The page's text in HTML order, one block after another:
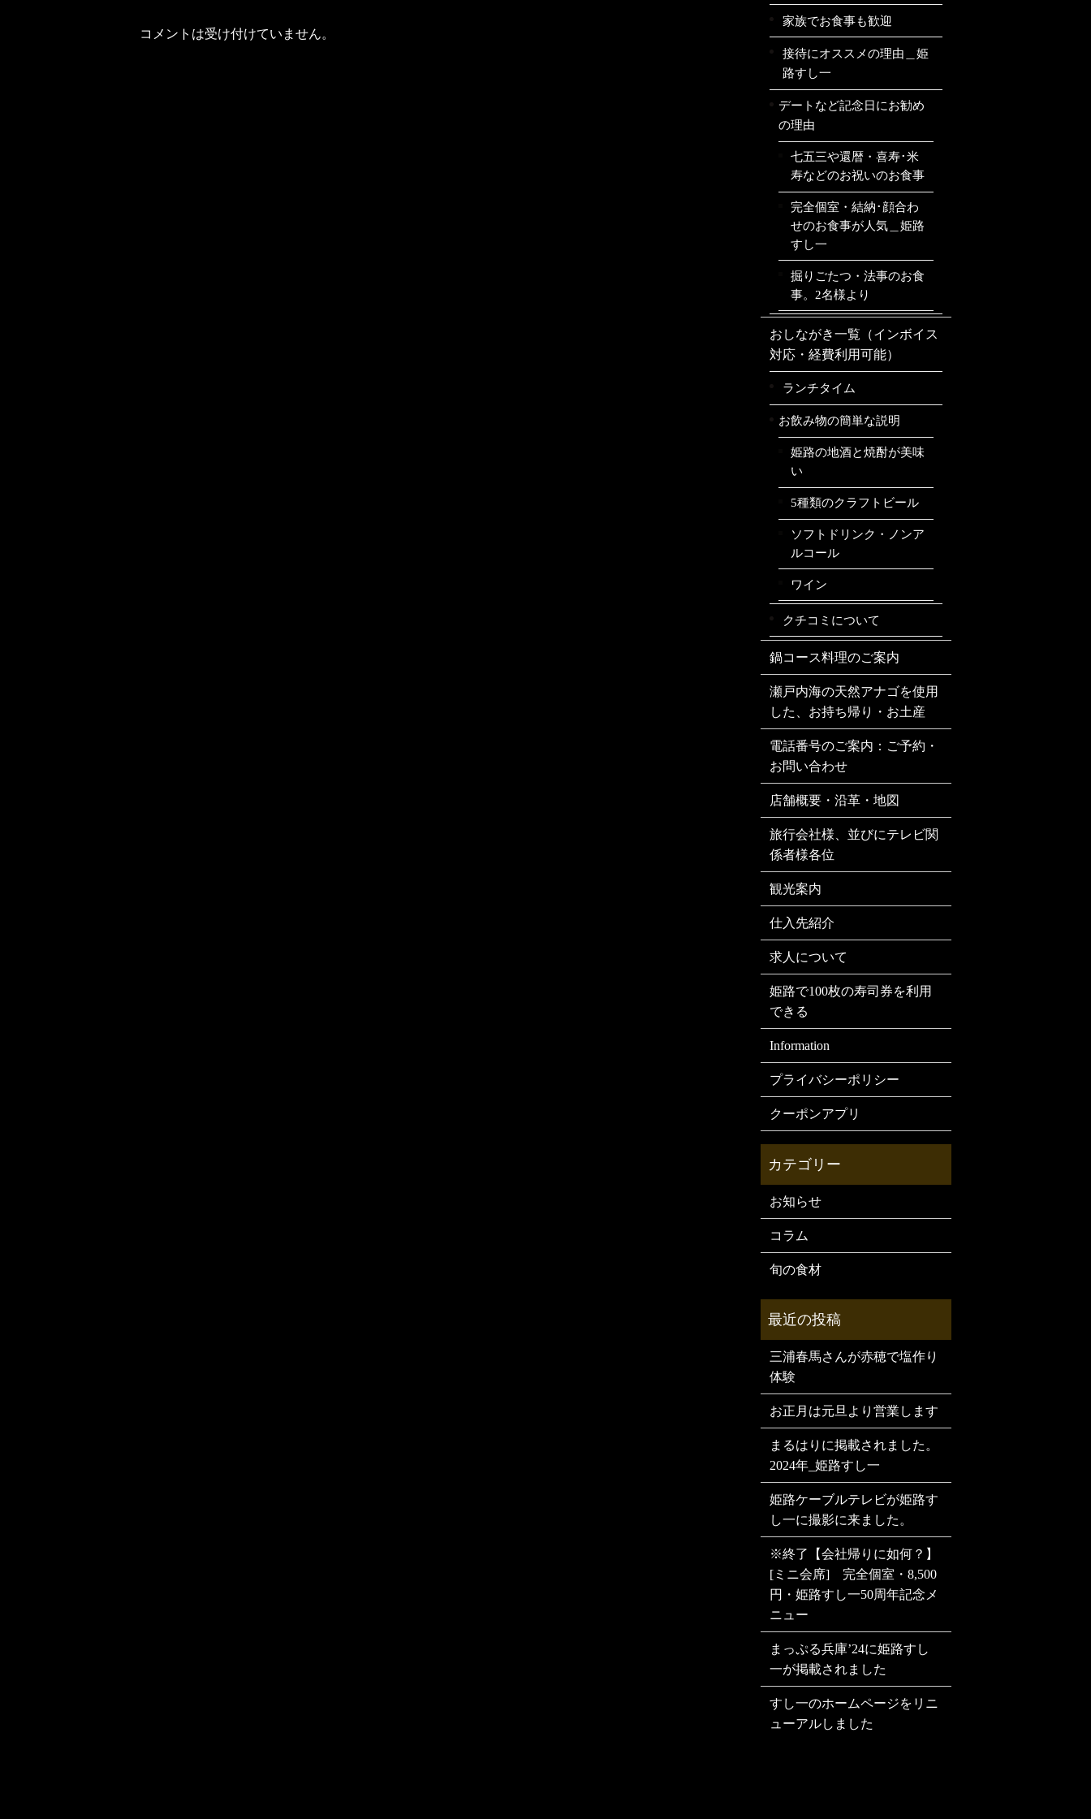
コメントは受け付けていません。
家族でお食事も歓迎
接待にオススメの理由＿姫
路すし一
デートなど記念日にお勧め
の理由
七五三や還暦・喜寿･米
寿などのお祝いのお食事
完全個室・結納･顔合わ
せのお食事が人気＿姫路
すし一
掘りごたつ・法事のお食
事。2名様より
おしながき一覧（インボイス
対応・経費利用可能）
ランチタイム
お飲み物の簡単な説明
姫路の地酒と焼酎が美味
い
5種類のクラフトビール
ソフトドリンク・ノンア
ルコール
ワイン
クチコミについて
鍋コース料理のご案内
瀬戸内海の天然アナゴを使用
した、お持ち帰り・お土産
電話番号のご案内：ご予約・
お問い合わせ
店舗概要・沿革・地図
旅行会社様、並びにテレビ関
係者様各位
観光案内
仕入先紹介
求人について
姫路で100枚の寿司券を利用
できる
Information
プライバシーポリシー
クーポンアプリ
お知らせ
コラム
旬の食材
三浦春馬さんが赤穂で塩作り
体験
お正月は元旦より営業します
まるはりに掲載されました。
2024年_姫路すし一
姫路ケーブルテレビが姫路す
し一に撮影に来ました。
※終了【会社帰りに如何？】
[ミニ会席] 完全個室・8,500
円・姫路すし一50周年記念メ
ニュー
まっぷる兵庫’24に姫路すし
一が掲載されました
すし一のホームページをリニ
ューアルしました